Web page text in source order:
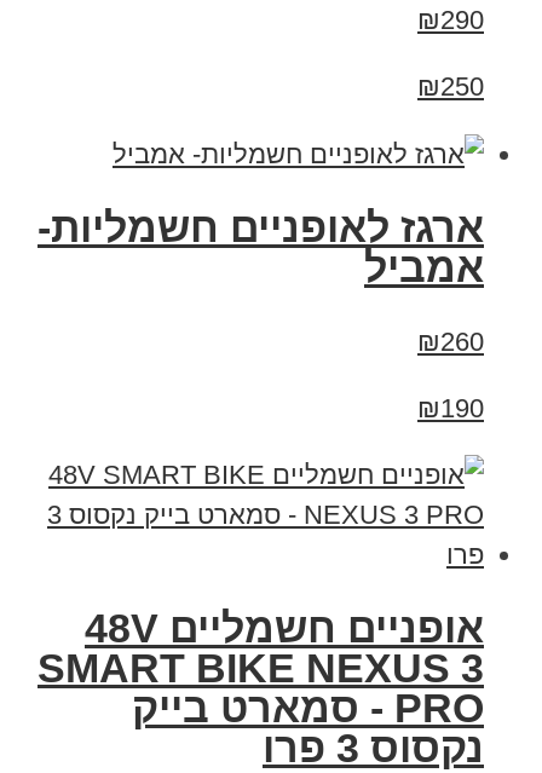
₪290
₪250
ארגז לאופניים חשמליות-
אמביל
₪260
₪190
אופניים חשמליים 48V
SMART BIKE NEXUS 3
PRO - סמארט בייק
נקסוס 3 פרו